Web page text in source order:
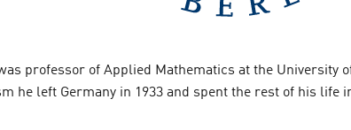
professor of Applied Mathematics at the University
he left Germany in 1933 and spent the rest of his life